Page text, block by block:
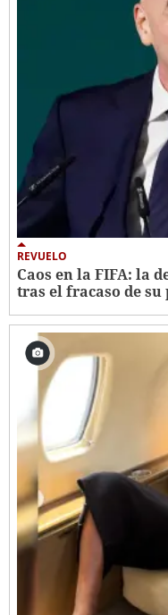
REVUELO
Caos en la FIFA: la
tras el fracaso de